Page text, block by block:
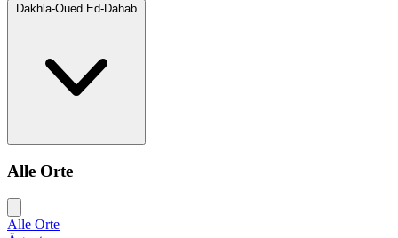
Dakhla-Oued Ed-Dahab
Alle Orte
Alle Orte